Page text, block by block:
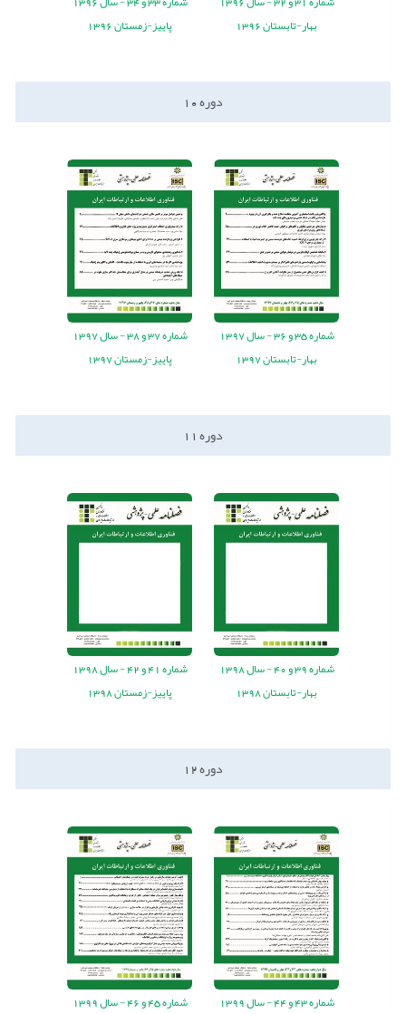
بهار-تابستان 1396
پاییز-زمستان 1396
دوره10
شماره35 و36
-سال1397
بهار-تابستان 1397
شماره37 و38
-سال1397
پاییز-زمستان 1397
دوره11
شماره39 و40
-سال1398
بهار-تابستان 1398
شماره41 و42
-سال1398
پاییز-زمستان 1398
دوره12
شماره43 و44
-سال1399
شماره45 و46
-سال1399